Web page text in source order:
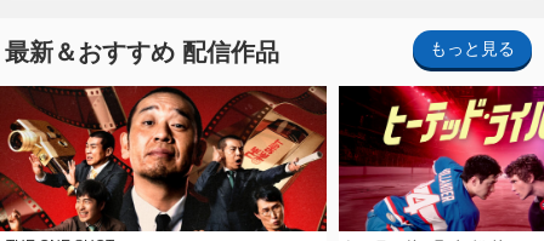
最新＆おすすめ 配信作品 もっと見る